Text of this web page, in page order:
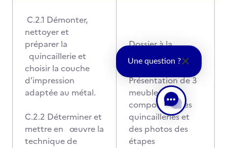
C.2.1 Démonter,
nettoyer et
préparer la
quincaillerie et
choisir la couche
d’impression
adaptée au métal.
C.2.2 Déterminer et
mettre en œuvre la
technique de
Dossier à la
disposition du
Présentation de 3
meubles finis
comportant des
quincailleries et
des photos des
étapes
Une question ?